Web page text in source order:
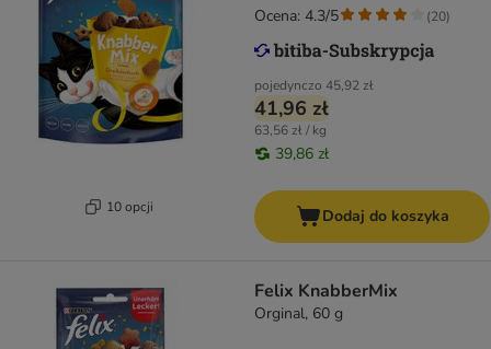
10 opcji
pojedynczo 45,92 zł
41,96 zł
63,56 zł / kg
39,86 zł
Ocena: 4.3/5 (20)
Dodaj do koszyka
Felix KnabberMix
Orginal, 60 g